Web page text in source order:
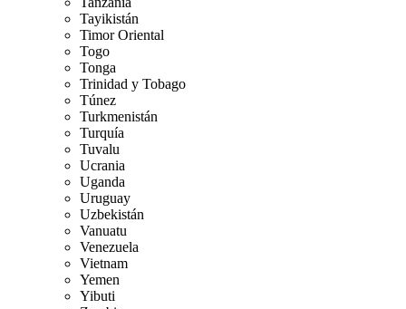
Tayikistán
Timor Oriental
Togo
Tonga
Trinidad y Tobago
Túnez
Turkmenistán
Turquía
Tuvalu
Ucrania
Uganda
Uruguay
Uzbekistán
Vanuatu
Venezuela
Vietnam
Yemen
Yibuti